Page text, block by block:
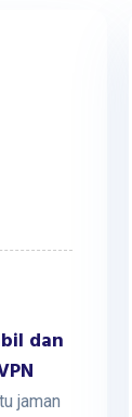
dan
jaman